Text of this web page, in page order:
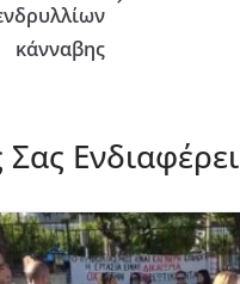
κάνναβης
Ενδιαφέρει